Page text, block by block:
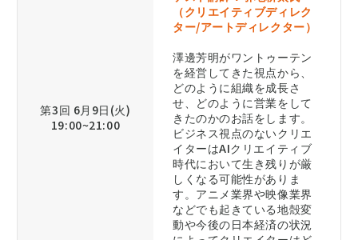
第3回 6月9日(火)
19:00~21:00
（クリエイティブディレク
ター/アートディレクター）
澤邊芳明がワントゥーテン
を経営してきた視点から、
どのように組織を成長さ
せ、どのように営業をして
きたのかのお話をします。
ビジネス視点のないクリエ
イターはAIクリエイティブ
時代において生き残りが厳
しくなる可能性がありま
す。アニメ業界や映像業界
などでも起きている地殻変
動や今後の日本経済の状況